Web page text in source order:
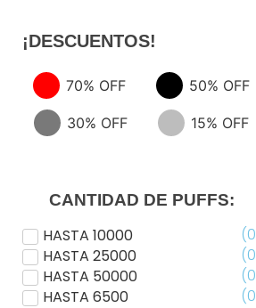
¡DESCUENTOS!
70% OFF 50% OFF
30% OFF 15% OFF
CANTIDAD DE PUFFS:
HASTA 10000 (0
HASTA 25000
(0
HASTA 50000
(0
HASTA 6500
(0